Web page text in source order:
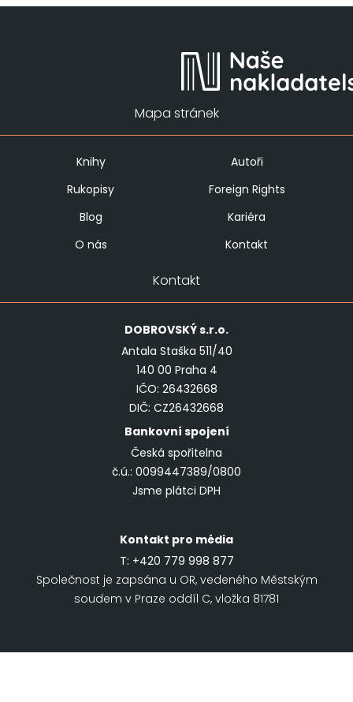
Mapa stránek
Knihy
Autoři
Rukopisy
Foreign Rights
Blog
Kariéra
O nás
Kontakt
Kontakt
DOBROVSKÝs.r.o.
Antala Staška 511/40
140 00 Praha 4
IČO: 26432668
DIČ: CZ26432668
Bankovní spojení
Česká spořitelna
č.ú.: 0099447389/0800
Jsme plátci DPH
Kontakt pro média
T: +420 779 998 877
Společnost je zapsána u OR, vedeného Městským
soudem v Praze oddíl C, vložka 81781